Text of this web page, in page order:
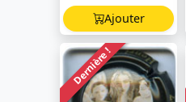
Ajouter
Dernière !